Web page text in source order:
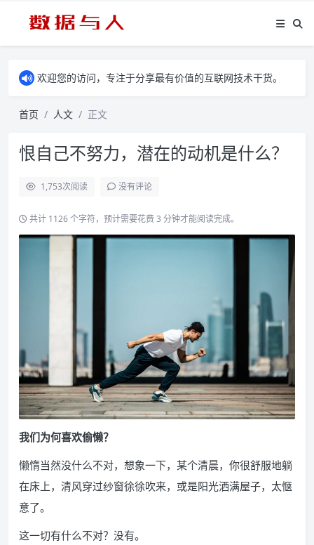
欢迎您的访问，专注于分享最有价值的互联网技术干货。
首页 人文 正文
恨自己不努力，潜在的动机是什么？
1,753次阅读 没有评论
共计 1126 个字符，预计需要花费 3 分钟才能阅读完成。
我们为何喜欢偷懒？
懒惰当然没什么不对，想象一下，某个清晨，你很舒服地躺
在床上，清风穿过纱窗徐徐吹来，或是阳光洒满屋子，太惬
意了。
这一切有什么不对？没有。